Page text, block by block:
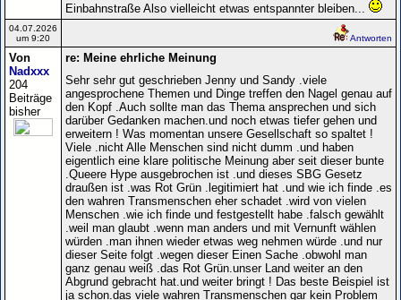
Einbahnstraße Also vielleicht etwas entspannter bleiben...
04.07.2026
um 9:20
Antworten
Von
Nadxxx
204
Beiträge
bisher
re: Meine ehrliche Meinung
Sehr sehr gut geschrieben Jenny und Sandy .viele
angesprochene Themen und Dinge treffen den Nagel genau auf
den Kopf .Auch sollte man das Thema ansprechen und sich
darüber Gedanken machen.und noch etwas tiefer gehen und
erweitern ! Was momentan unsere Gesellschaft so spaltet !
Viele .nicht Alle Menschen sind nicht dumm .und haben
eigentlich eine klare politische Meinung aber seit dieser bunte
.Queere Hype ausgebrochen ist .und dieses SBG Gesetz
draußen ist .was Rot Grün .legitimiert hat .und wie ich finde .es
den wahren Transmenschen eher schadet .wird von vielen
Menschen .wie ich finde und festgestellt habe .falsch gewählt
.weil man glaubt .wenn man anders und mit Vernunft wählen
würden .man ihnen wieder etwas weg nehmen würde .und nur
dieser Seite folgt .wegen dieser Einen Sache .obwohl man
ganz genau weiß .das Rot Grün.unser Land weiter an den
Abgrund gebracht hat.und weiter bringt ! Das beste Beispiel ist
ja schon.das viele wahren Transmenschen gar kein Problem